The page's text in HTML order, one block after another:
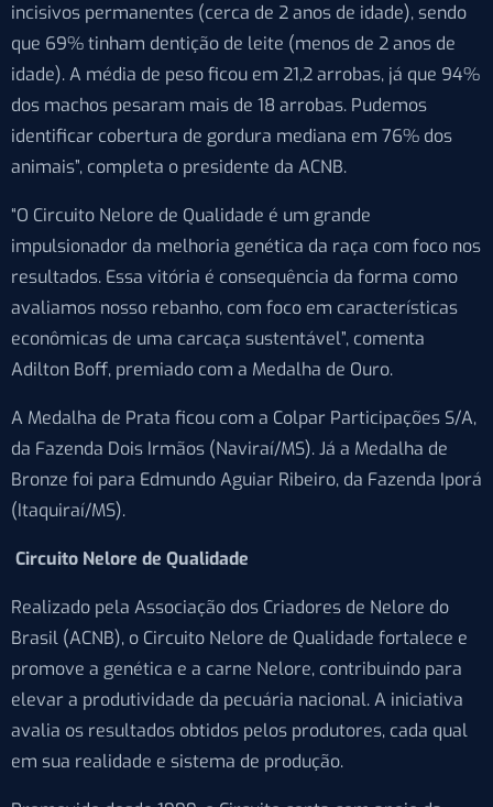
incisivos permanentes (cerca de 2 anos de idade), sendo
que 69% tinham dentição de leite (menos de 2 anos de
idade). A média de peso ficou em 21,2 arrobas, já que 94%
dos machos pesaram mais de 18 arrobas. Pudemos
identificar cobertura de gordura mediana em 76% dos
animais”, completa o presidente da ACNB.
“O Circuito Nelore de Qualidade é um grande
impulsionador da melhoria genética da raça com foco nos
resultados. Essa vitória é consequência da forma como
avaliamos nosso rebanho, com foco em características
econômicas de uma carcaça sustentável”, comenta
Adilton Boff, premiado com a Medalha de Ouro.
A Medalha de Prata ficou com a Colpar Participações S/A,
da Fazenda Dois Irmãos (Naviraí/MS). Já a Medalha de
Bronze foi para Edmundo Aguiar Ribeiro, da Fazenda Iporá
(Itaquiraí/MS).
Circuito Nelore de Qualidade
Realizado pela Associação dos Criadores de Nelore do
Brasil (ACNB), o Circuito Nelore de Qualidade fortalece e
promove a genética e a carne Nelore, contribuindo para
elevar a produtividade da pecuária nacional. A iniciativa
avalia os resultados obtidos pelos produtores, cada qual
em sua realidade e sistema de produção.